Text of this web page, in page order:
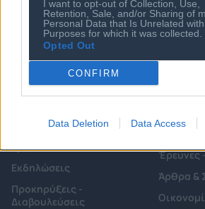
I want to opt-out of Collection, Use,
Retention, Sale, and/or Sharing of
Personal Data that Is Unrelated
Purposes for which it was collected.
Opted Out
CONFIRM
Data Deletion Data Access
Κώδικας Δεοντολογίας
Κανονισμός Διαιτησίας
Ιστορικό
Εργασίας
Εκδηλώσεις
Προκηρύξεις -
Διαβουλεύσεις
Έρευνες
Άρθρα &